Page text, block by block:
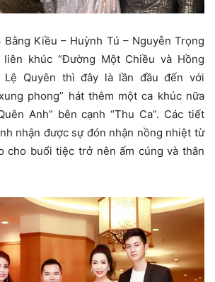
Kiều – Huỳnh Tú – Nguyễn Trọng
khúc “Đường Một Chiều và Hồng
Lệ Quyên thì đây là lần đầu đến với
phong” hát thêm một ca khúc nữa
Anh” bên cạnh “Thu Ca”. Các tiết
nhận được sự đón nhận nồng nhiệt từ
cho buổi tiệc trở nên ấm cúng và thân